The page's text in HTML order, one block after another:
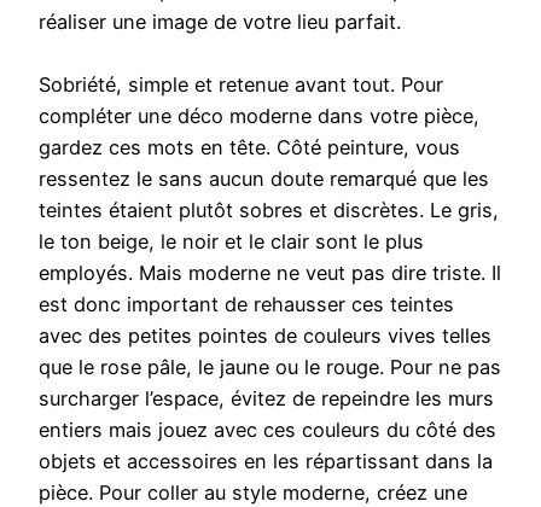
réaliser une image de votre lieu parfait.
Sobriété, simple et retenue avant tout. Pour
compléter une déco moderne dans votre pièce,
gardez ces mots en tête. Côté peinture, vous
ressentez le sans aucun doute remarqué que les
teintes étaient plutôt sobres et discrètes. Le gris,
le ton beige, le noir et le clair sont le plus
employés. Mais moderne ne veut pas dire triste. Il
est donc important de rehausser ces teintes
avec des petites pointes de couleurs vives telles
que le rose pâle, le jaune ou le rouge. Pour ne pas
surcharger l’espace, évitez de repeindre les murs
entiers mais jouez avec ces couleurs du côté des
objets et accessoires en les répartissant dans la
pièce. Pour coller au style moderne, créez une